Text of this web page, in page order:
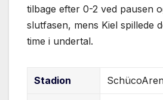
tilbage efter 0-2 ved pausen
slutfasen, mens Kiel spillede
time i undertal.
Stadion